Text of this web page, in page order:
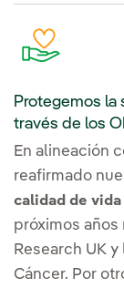
Protegemos la
través de los
En alineación
reafirmado
calidad de
próximos
Research UK
Cáncer. Por